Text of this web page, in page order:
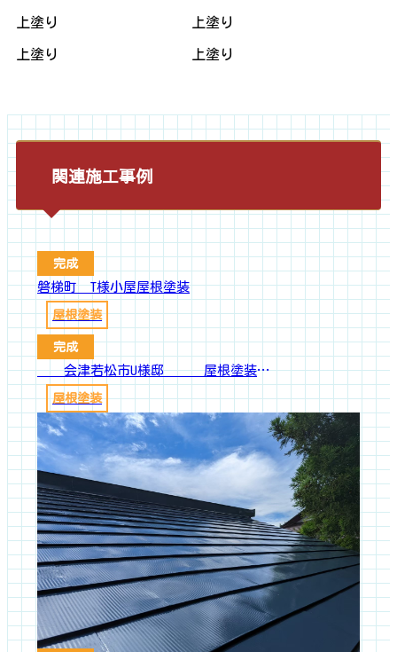
上塗り 上塗り
上塗り 上塗り
関連施工事例
完成
磐梯町 T様小屋屋根塗装
屋根塗装
完成
会津若松市U様邸 屋根塗装工事
屋根塗装